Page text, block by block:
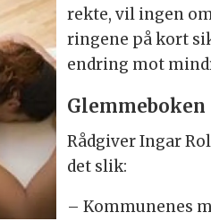
rek­te, vil in­gen
rin­ge­ne på kort
end­ring mot
Glemme­boken
Råd­gi­ver In­gar
det slik:
– Kom­mu­ne­nes